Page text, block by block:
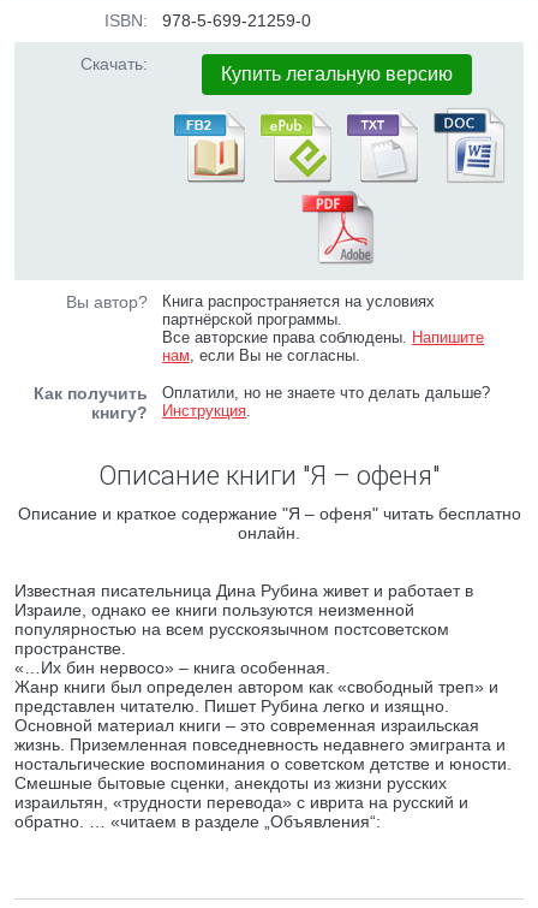
ISBN: 978-5-699-21259-0
Скачать: Купить легальную версию
Вы автор?
Книга распространяется на условиях
партнёрской программы.
Все авторские права соблюдены. Напишите
нам, если Вы не согласны.
Как получить
книгу?
Оплатили, но не знаете что делать дальше?
Инструкция.
Описание книги "Я – офеня"
Описание и краткое содержание "Я – офеня" читать бесплатно
онлайн.
Известная писательница Дина Рубина живет и работает в
Израиле, однако ее книги пользуются неизменной
популярностью на всем русскоязычном постсоветском
пространстве.
«…Их бин нервосо» – книга особенная.
Жанр книги был определен автором как «свободный треп» и
представлен читателю. Пишет Рубина легко и изящно.
Основной материал книги – это современная израильская
жизнь. Приземленная повседневность недавнего эмигранта и
ностальгические воспоминания о советском детстве и юности.
Смешные бытовые сценки, анекдоты из жизни русских
израильтян, «трудности перевода» с иврита на русский и
обратно. … «читаем в разделе „Объявления“: